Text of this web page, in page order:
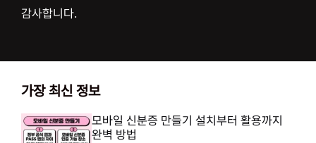
감사합니다.
가장 최신 정보
모바일 신분증 만들기 설치부터 활용까지
완벽 방법